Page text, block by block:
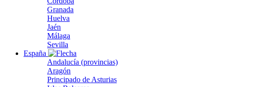
Granada
Huelva
Jaén
Málaga
Sevilla
España
Andalucía (provincias)
Aragón
Principado de Asturias